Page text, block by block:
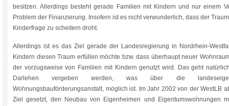
besitzen. Allerdings besteht gerade Familien mit Kindern und nur einem
Problem der Finanzierung. Insofern ist es nicht verwunderlich, dass der
Kinderfrage zu scheitern droht.
Allerdings ist es das Ziel gerade der Landesregierung in Nordrhein-
Kindern diesen Traum erfüllen möchte bzw. dass überhaupt neuer
der vorzugsweise von Familien mit Kindern genutzt wird. Das geht
Darlehen vergeben werden, was über die
Wohnungsbauförderungsanstalt, möglich ist. Im Jahr 2002 von der WestLB
Ziel gesetzt, den Neubau von Eigenheimen und Eigentumswohnungen